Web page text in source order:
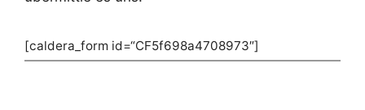
[caldera_form id=“CF5f698a4708973″]